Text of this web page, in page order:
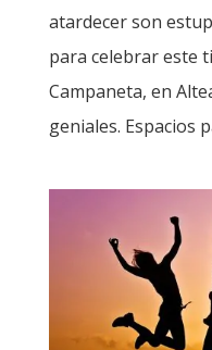
atardecer son
para celebrar este
Campaneta, en
geniales. Espacios